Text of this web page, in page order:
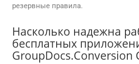
резервные правила.
Насколько надежна
бесплатных
GroupDocs.Conversion